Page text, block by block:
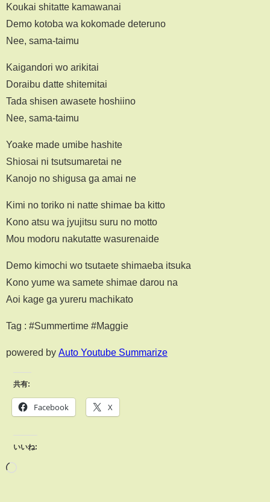
Koukai shitatte kamawanai
Demo kotoba wa kokomade deteruno
Nee, sama-taimu
Kaigandori wo arikitai
Doraibu datte shitemitai
Tada shisen awasete hoshiino
Nee, sama-taimu
Yoake made umibe hashite
Shiosai ni tsutsumaretai ne
Kanojo no shigusa ga amai ne
Kimi no toriko ni natte shimae ba kitto
Kono atsu wa jyujitsu suru no motto
Mou modoru nakutatte wasurenaide
Demo kimochi wo tsutaete shimaeba itsuka
Kono yume wa samete shimae darou na
Aoi kage ga yureru machikato
Tag : #Summertime #Maggie
powered by Auto Youtube Summarize
共有:
Facebook X
いいね: